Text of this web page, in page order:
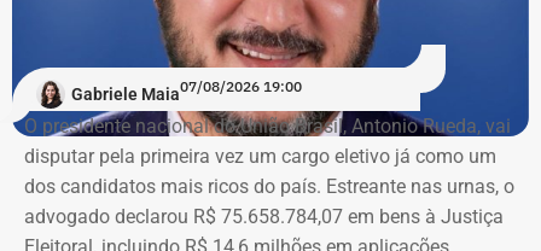
Gabriele Maia07/08/2026 19:00
O presidente nacional do União Brasil, Antonio Rueda, vai
disputar pela primeira vez um cargo eletivo já como um
dos candidatos mais ricos do país. Estreante nas urnas, o
advogado declarou R$ 75.658.784,07 em bens à Justiça